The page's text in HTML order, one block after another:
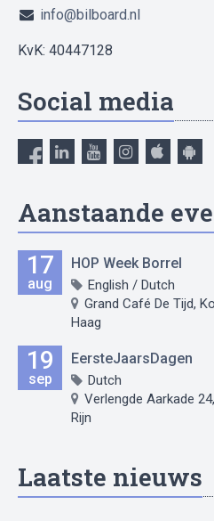
info@bilboard.nl
KvK: 40447128
Social media
Aanstaande
17
aug
HOP Week Borrel
English / Dutch
Grand Café De Tijd,
Haag
19
sep
EersteJaarsDagen
Dutch
Verlengde Aarkade
Rijn
Laatste nieuws